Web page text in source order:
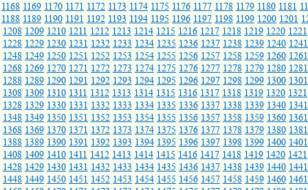
1168 1169 1170 1171 1172 1173 1174 1175 1176 1177 1178 1179 1180 1181
1188 1189 1190 1191 1192 1193 1194 1195 1196 1197 1198 1199 1200 1201
1208 1209 1210 1211 1212 1213 1214 1215 1216 1217 1218 1219 1220 1221
1228 1229 1230 1231 1232 1233 1234 1235 1236 1237 1238 1239 1240 1241
1248 1249 1250 1251 1252 1253 1254 1255 1256 1257 1258 1259 1260 1261
1268 1269 1270 1271 1272 1273 1274 1275 1276 1277 1278 1279 1280 1281
1288 1289 1290 1291 1292 1293 1294 1295 1296 1297 1298 1299 1300 1301
1308 1309 1310 1311 1312 1313 1314 1315 1316 1317 1318 1319 1320 1321
1328 1329 1330 1331 1332 1333 1334 1335 1336 1337 1338 1339 1340 1341
1348 1349 1350 1351 1352 1353 1354 1355 1356 1357 1358 1359 1360 1361
1368 1369 1370 1371 1372 1373 1374 1375 1376 1377 1378 1379 1380 1381
1388 1389 1390 1391 1392 1393 1394 1395 1396 1397 1398 1399 1400 1401
1408 1409 1410 1411 1412 1413 1414 1415 1416 1417 1418 1419 1420 1421
1428 1429 1430 1431 1432 1433 1434 1435 1436 1437 1438 1439 1440 1441
1448 1449 1450 1451 1452 1453 1454 1455 1456 1457 1458 1459 1460 1461